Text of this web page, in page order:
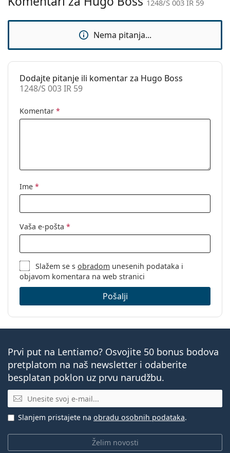
Upotreba:
Moda
1248/S 003 IR 59
Nema pitanja...
Dodajte pitanje ili komentar za Hugo Boss
1248/S 003 IR 59
Komentar *
Ime *
Vaša e-pošta *
Slažem se sobradom unesenih podataka i
objavom komentara na web stranici
Pošalji
Prvi put na Lentiamo? Osvojite 50 bonus bodova
pretplatom na naš newsletter i odaberite
besplatan poklon uz prvu narudžbu.
E-mail
Želim novosti
Slanjem pristajete na obradu osobnih podataka.